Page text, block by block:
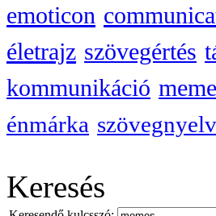
emoticon
életrajz szövegértés
kommunikáció meme
énmárka
Keresés